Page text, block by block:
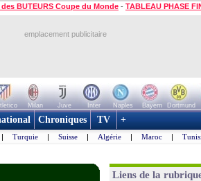
BUTEURS Coupe du Monde - TABLEAU PHASE
emplacement publicitaire
Milan Juve Inter Naples Bayern
Dortmund
Chroniques TV +
| Turquie | Suisse | Algérie | Maroc |
Liens de la